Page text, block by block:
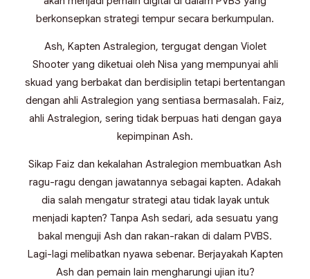
berkonsepkan strategi tempur secara berkumpulan.
Ash, Kapten Astralegion, tergugat dengan Violet
Shooter yang diketuai oleh Nisa yang mempunyai ahli
skuad yang berbakat dan berdisiplin tetapi bertentangan
dengan ahli Astralegion yang sentiasa bermasalah. Faiz,
ahli Astralegion, sering tidak berpuas hati dengan gaya
kepimpinan Ash.
Sikap Faiz dan kekalahan Astralegion membuatkan Ash
ragu-ragu dengan jawatannya sebagai kapten. Adakah
dia salah mengatur strategi atau tidak layak untuk
menjadi kapten? Tanpa Ash sedari, ada sesuatu yang
bakal menguji Ash dan rakan-rakan di dalam PVBS.
Lagi-lagi melibatkan nyawa sebenar. Berjayakah Kapten
Ash dan pemain lain mengharungi ujian itu?